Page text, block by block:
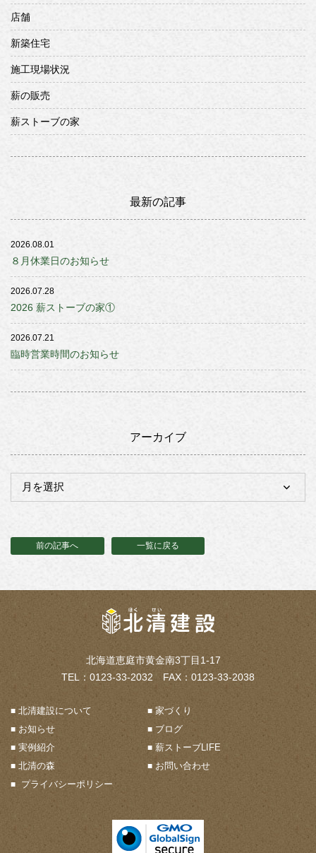
店舗
新築住宅
施工現場状況
薪の販売
薪ストーブの家
最新の記事
2026.08.01
８月休業日のお知らせ
2026.07.28
2026 薪ストーブの家①
2026.07.21
臨時営業時間のお知らせ
アーカイブ
前の記事へ 一覧に戻る
北海道恵庭市黄金南3丁目1-17
TEL：0123-33-2032 FAX：0123-33-2038
北清建設について
家づくり
お知らせ
ブログ
実例紹介
薪ストーブLIFE
北清の森
お問い合わせ
プライバシーポリシー